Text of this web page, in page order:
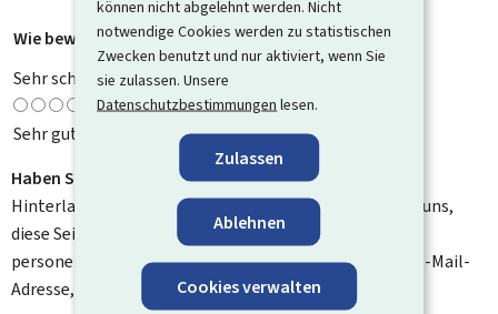
können nicht abgelehnt werden. Nicht
notwendige Cookies werden zu statistischen
Zwecken benutzt und nur aktiviert, wenn Sie
sie zulassen. Unsere
Datenschutzbestimmungen lesen.
Zulassen
Ablehnen
Cookies verwalten
Wie bewerten Sie diese Seite? *
Sehr schlecht
Sehr gut
Haben Sie Verbesserungsvorschläge?
Hinterlassen Sie uns einen Kommentar und helfen Sie uns,
diese Seite zu verbessern. Bitte geben Sie keine
personenbezogenen Daten an, wie zum Beispiel Ihre E-Mail-
Adresse, Ihren Namen oder Ihre Telefonnummer.